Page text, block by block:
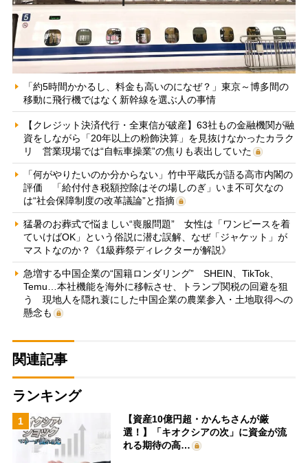
「約5時間かかるし、料金も高いのになぜ？」東京～博多間の
移動に飛行機ではなく新幹線を選ぶ人の事情
【クレジット決済代行・全東信が破産】63社もの金融機関が融
資をしながら「20年以上の粉飾決算」を見抜けなかったカラク
リ 営業現場では“自転車操業”の焦りも表出していた
「何がやりたいのか分からない」竹中平蔵氏が語る高市内閣の
評価 「給付付き税額控除はその場しのぎ」いま不可欠なの
は“社会保障制度の改革議論”と指摘
猛暑のお葬式で悩ましい“喪服問題” 女性は「ワンピースを着
ていけばOK」という俗説に潜む誤解、なぜ「ジャケット」が
マストなのか？《1級葬祭ディレクターが解説》
急増する中国企業の“国籍ロンダリング” SHEIN、TikTok、
Temu…本社機能を海外に移転させ、トランプ関税の回避を狙
う 現地人を隠れ蓑にした中国企業の農業参入・土地取得への
懸念も
関連記事
ランキング
1
【資産10億円超・かんちさんが厳
選！】「キオクシアの次」に資金が流
れる期待の高…